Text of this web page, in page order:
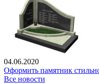
04.06.2020
Оформить памятник
Все новости